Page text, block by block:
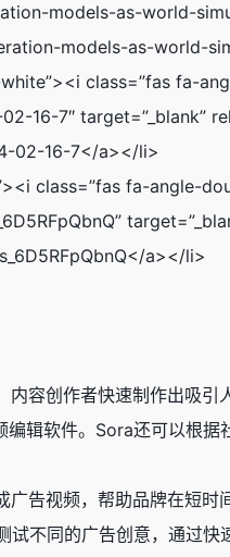
models-as-world-
models-as-world-
class=”fas fa-
16-7″ target=”_blank”
02-16-7</a></li>
class=”fas fa-angle-
a></li>
容创作者快速制作出吸引
辑软件。Sora还可以根
告视频，帮助品牌在短时
试不同的广告创意，通过